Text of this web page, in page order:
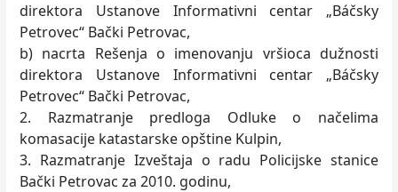
direktora Ustanove Informativni centar „Báčsky
Petrovec“ Bački Petrovac,
b) nacrta Rešenja o imenovanju vršioca dužnosti
direktora Ustanove Informativni centar „Báčsky
Petrovec“ Bački Petrovac,
2. Razmatranje predloga Odluke o načelima
komasacije katastarske opštine Kulpin,
3. Razmatranje Izveštaja o radu Policijske stanice
Bački Petrovac za 2010. godinu,